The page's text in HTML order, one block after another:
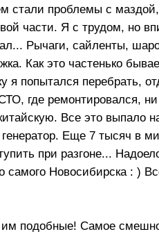
стали проблемы с маздой,
части. Я с трудом, но
Рычаги, сайленты,
Как это частенько
я попытался перебрать,
где ремонтировался,
Все это выпало
Еще 7 тысяч в
при разгоне...
Новосибирска : )
им подобные! Самое